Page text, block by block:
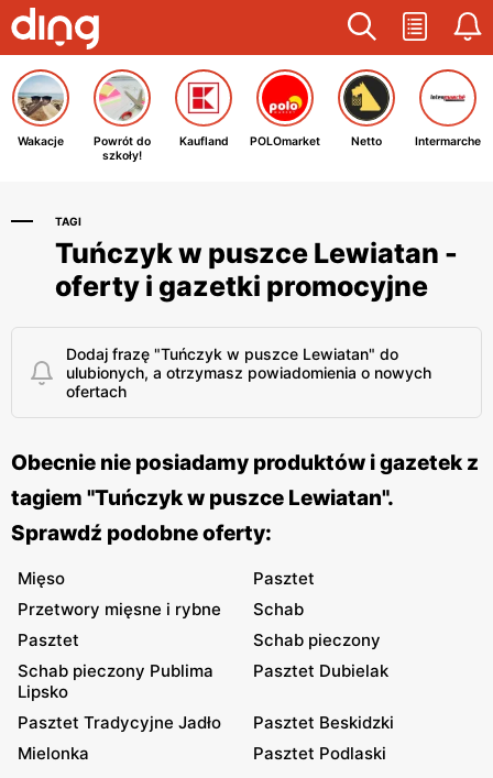
Wakacje
Powrót do
szkoły!
Kaufland POLOmarket Netto Intermarche
TAGI
Tuńczyk w puszce Lewiatan -
oferty i gazetki promocyjne
Dodaj frazę "Tuńczyk w puszce Lewiatan" do
ulubionych, a otrzymasz powiadomienia o nowych
ofertach
Obecnie nie posiadamy produktów i gazetek z
tagiem "Tuńczyk w puszce Lewiatan".
Sprawdź podobne oferty:
Mięso
Pasztet
Przetwory mięsne i rybne
Schab
Pasztet
Schab pieczony
Schab pieczony Publima
Lipsko
Pasztet Dubielak
Pasztet Tradycyjne Jadło
Pasztet Beskidzki
Mielonka
Pasztet Podlaski